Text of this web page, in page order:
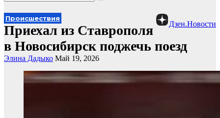
Дзен.Новости
Происшествия
Приехал из Ставрополя
в Новосибирск поджечь поезд
Элина Дадыко Май 19, 2026